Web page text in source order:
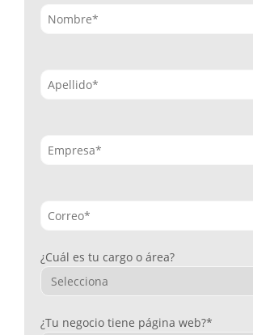
¿Cuál es tu cargo o área?
¿Tu negocio tiene página web?*